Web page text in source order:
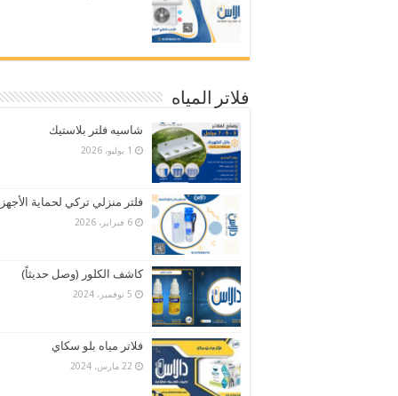
فلاتر المياه
شاسيه فلتر بلاستيك
1 يوليو، 2026
فلتر منزلي تركي لحماية
6 فبراير، 2026
كاشف الكلور (وصل حديثاً)
5 نوفمبر، 2024
فلاتر مياه بلو سكاي
22 مارس، 2024